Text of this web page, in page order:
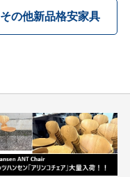
その他新品格安家具